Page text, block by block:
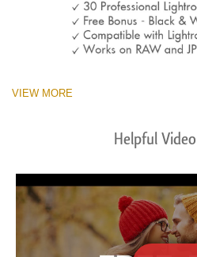
VIEW MORE
Helpful